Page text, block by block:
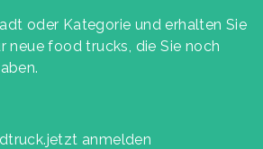
oder Kategorie und erhalten Sie
neue food trucks, die Sie noch
anmelden